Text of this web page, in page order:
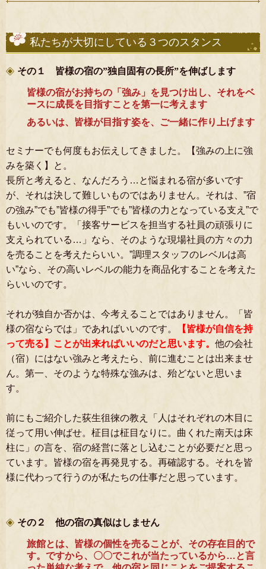
私たちが大切にしている３つのスタンス
その１ 皆様の宿の”独自固有の長所”を伸ばします
皆様の宿がお持ちの「強み」を見つけ出し、それをベ
ースに成長を目指すことを第一に考えます
あるいは、皆様が目指す姿を、ご一緒に作り上げます
セミナーでも何度もお伝えしてきました。【強みの上に強
みを築く】と。
長所と考えると、なんだろう…と悩まれる宿が多いです
が、それは決して難しいものではありません。それは、”宿
の強み”でも”皆様の得手”でも”皆様の力となっている支え”で
もいいのです。「接客サービスを担当する社員の頑張りに
支えられている…」なら、そのような現場社員の方々の力
を売ることを考えたらいい。”調理スタッフのレベルは高
い”なら、その高いレベルの能力を商品化することを考えた
らいいのです。
それが独自か否かは、今考えることではありません。「皆
様の宿ならでは」であればいいのです。
【皆様が自信を持
って売る】ことが出来ればいいのだと思います。 他の会社
（宿）にはない強みと考えたら、前に進むことは出来ませ
ん。第一、そのような特殊な強みは、殆どないと思いま
す。
前にもご紹介した荻生徂徠の教え「人はそれぞれの木目に
従って用い伸ばせ。柾目は柾目なりに。曲くれた南天は床
柱に」の言を、宿の経営に落とし込むことが必要だと思っ
ています。皆様の宿を再発見する。再確認する。それを皆
様に代わって行うのが私たちの仕事だと思っています。
その２ 他の宿の真似はしません
旅館とは、皆様の個性を売ることが、その存在目的で
す。ですから、〇〇でこれが当たっているから…と言